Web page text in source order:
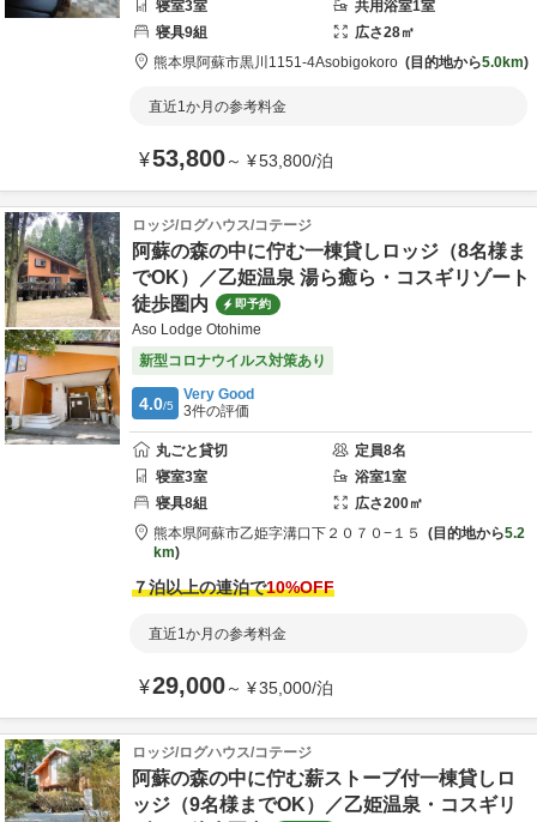
寝室3室 共用浴室1室
寝具9組 広さ28㎡
熊本県阿蘇市黒川1151-4Asobigokoro 目的地から5.0km
直近1か月の参考料金
¥53,800～ ¥53,800/泊
ロッジ/ログハウス/コテージ
阿蘇の森の中に佇む一棟貸しロッジ（8名様ま
でOK）／乙姫温泉 湯ら癒ら・コスギリゾート
徒歩圏内
即予約
Aso Lodge Otohime
新型コロナウイルス対策あり
4.0/5
Very Good
3件の評価
丸ごと貸切 定員8名
寝室3室 浴室1室
寝具8組 広さ200㎡
熊本県阿蘇市乙姫字溝口下２０７０−１５ 目的地から5.2
km
７泊以上の連泊で10%OFF
直近1か月の参考料金
¥29,000～ ¥35,000/泊
ロッジ/ログハウス/コテージ
阿蘇の森の中に佇む薪ストーブ付一棟貸しロ
ッジ（9名様までOK）／乙姫温泉・コスギリ